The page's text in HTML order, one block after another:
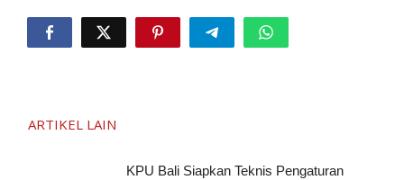
ARTIKEL LAIN
KPU Bali Siapkan Teknis Pengaturan